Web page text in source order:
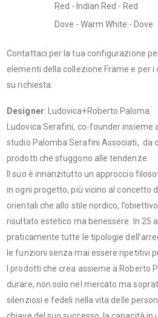
Red - Indian Red - Red
Dove - Warm White - Dove
Contattaci per la tua configurazione
elementi della collezione Frame e per i
su richiesta.
Designer: Ludovica+Roberto Paloma.
Ludovica Serafini, co-founder insieme
studio Palomba Serafini Associati, da
prodotti che sfuggono alle tendenze.
Il suo è innanzitutto un approccio
in ogni progetto, più vicino al concetto
orientali che allo stile nordico,
risultato estetico ma benessere. In 25
praticamente tutte le tipologie
le funzioni senza mai essere ripetitivi
I prodotti che crea assieme a Roberto
durare, non solo nel mercato ma
silenziosi e fedeli nella vita delle